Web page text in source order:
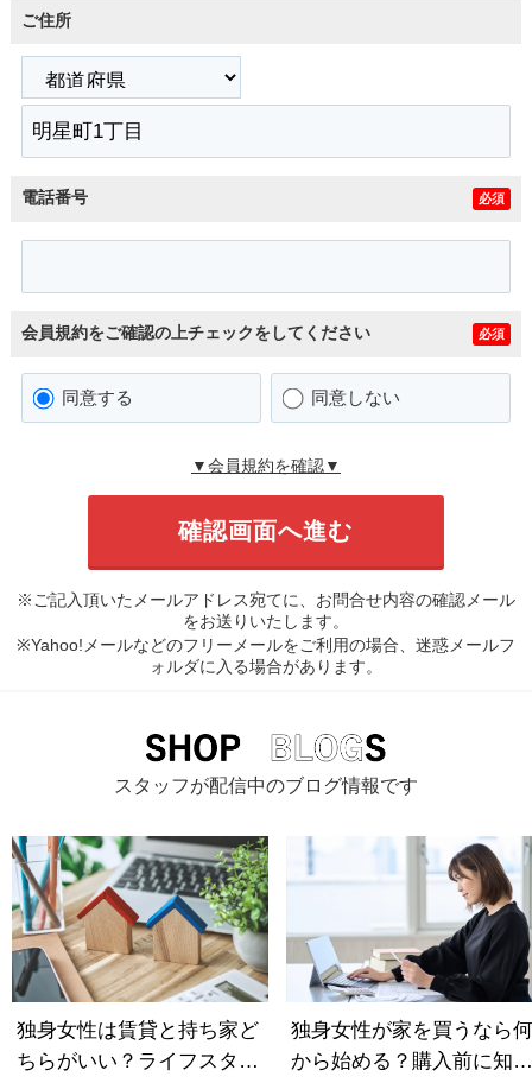
ご住所
電話番号 必須
会員規約をご確認の上チェックをしてください 必須
同意する 同意しない
▼会員規約を確認▼
※ご記入頂いたメールアドレス宛てに、お問合せ内容の確認メール
をお送りいたします。
※Yahoo!メールなどのフリーメールをご利用の場合、迷惑メールフ
ォルダに入る場合があります。
スタッフが配信中のブログ情報です